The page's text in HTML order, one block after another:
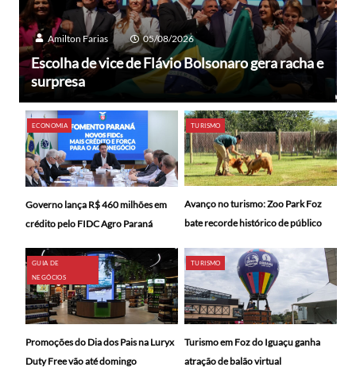
Amilton Farias 05/08/2026
Escolha de vice de Flávio Bolsonaro gera racha e
surpresa
ECONOMIA
Governo lança R$ 460 milhões em
crédito pelo FIDC Agro Paraná
TURISMO
Avanço no turismo: Zoo Park Foz
bate recorde histórico de público
GUIA DE
NEGÓCIOS
Promoções do Dia dos Pais na Luryx
Duty Free vão até domingo
TURISMO
Turismo em Foz do Iguaçu ganha
atração de balão virtual